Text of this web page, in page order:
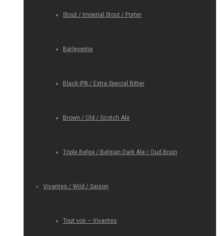
Stout / Imperial Stout / Porter
Barleywine
Black IPA / Extra Special Bitter
Brown / Old / Scotch Ale
Triple Belge / Belgian Dark Ale / Oud Bruin
Vivantes / Wild / Saison
Tout voir – Vivantes